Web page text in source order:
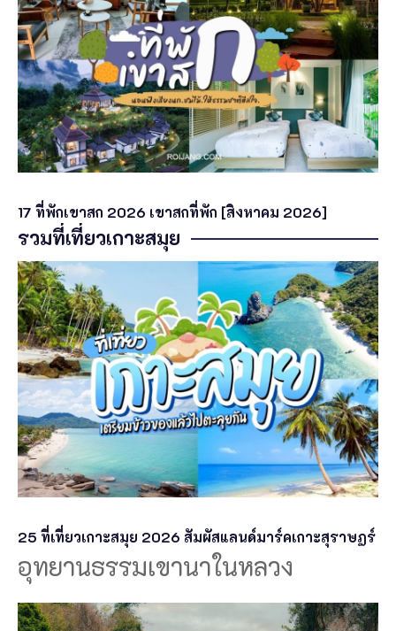
17 ที่พักเขาสก 2026 เขาสกที่พัก [สิงหาคม 2026]
รวมที่เที่ยวเกาะสมุย
25 ที่เที่ยวเกาะสมุย 2026 สัมผัสแลนด์มาร์คเกาะสุราษฏร์
อุทยานธรรมเขานาในหลวง